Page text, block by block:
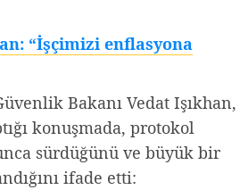
“İşçimizi enflasyona
Bakanı Vedat Işıkhan,
konuşmada, protokol
sürdüğünü ve büyük bir
ifade etti: